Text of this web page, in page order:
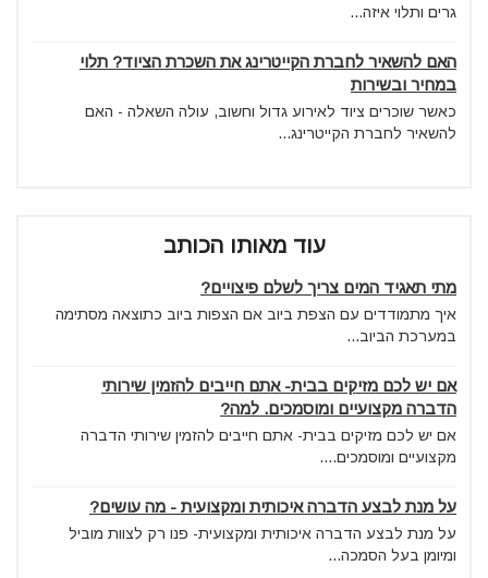
גרים ותלוי איזה...
האם להשאיר לחברת הקייטרינג את השכרת הציוד? תלוי
במחיר ובשירות
כאשר שוכרים ציוד לאירוע גדול וחשוב, עולה השאלה - האם
להשאיר לחברת הקייטרינג...
עוד מאותו הכותב
מתי תאגיד המים צריך לשלם פיצויים?
איך מתמודדים עם הצפת ביוב אם הצפות ביוב כתוצאה מסתימה
במערכת הביוב...
אם יש לכם מזיקים בבית- אתם חייבים להזמין שירותי
הדברה מקצועיים ומוסמכים. למה?
אם יש לכם מזיקים בבית- אתם חייבים להזמין שירותי הדברה
מקצועיים ומוסמכים....
על מנת לבצע הדברה איכותית ומקצועית - מה עושים?
על מנת לבצע הדברה איכותית ומקצועית- פנו רק לצוות מוביל
ומיומן בעל הסמכה...